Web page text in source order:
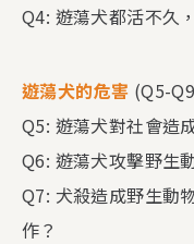
Q4: 遊蕩犬都活不久
遊蕩犬的危害 (Q5-
Q5: 遊蕩犬對社會造
Q6: 遊蕩犬攻擊野生
Q7: 犬殺造成野生動
作？